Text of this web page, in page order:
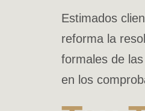
Estimados
reforma la
formales de
en los